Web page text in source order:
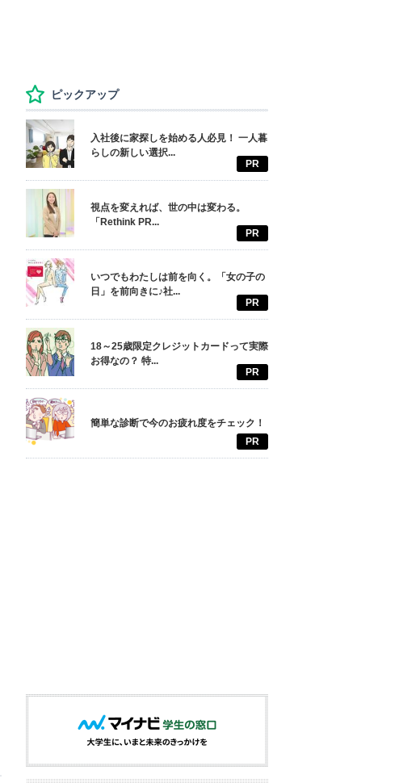
ピックアップ
入社後に家探しを始める人必見！ 一人暮
らしの新しい選択...
PR
視点を変えれば、世の中は変わる。
「Rethink PR...
PR
いつでもわたしは前を向く。「女の子の
日」を前向きに♪社...
PR
18～25歳限定クレジットカードって実際
お得なの？ 特...
PR
簡単な診断で今のお疲れ度をチェック！
PR